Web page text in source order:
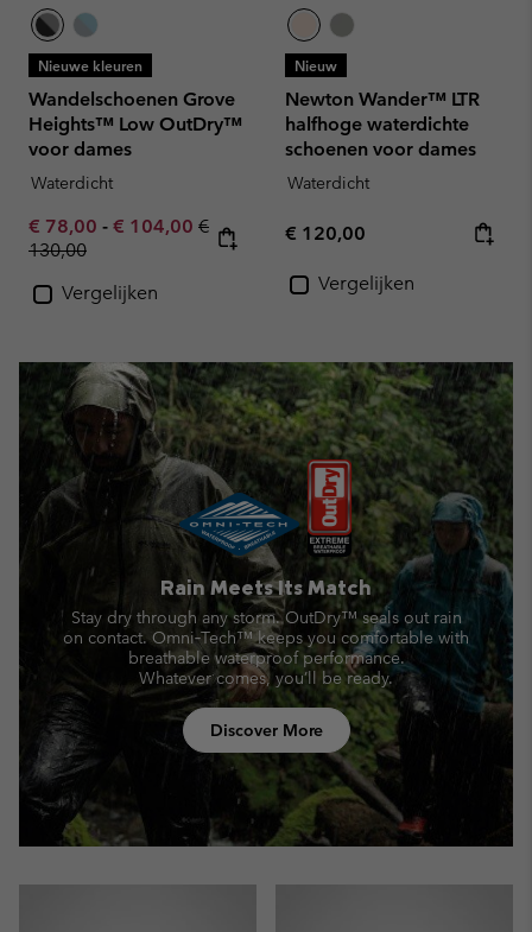
Nieuwe kleuren
Wandelschoenen Grove
Heights™ Low OutDry™
voor dames
Waterdicht
Minimum sale price:
€ 78,00 - Maximum sale price:
€ 104,00 Regular price:
€
130,00
Vergelijken
Nieuw
Newton Wander™ LTR
halfhoge waterdichte
schoenen voor dames
Waterdicht
Regular price:
€ 120,00
Vergelijken
Rain Meets Its Match
Stay dry through any storm. OutDry™ seals out rain
on contact. Omni‑Tech™ keeps you comfortable with
breathable waterproof performance.
Whatever comes, you’ll be ready.
Discover More